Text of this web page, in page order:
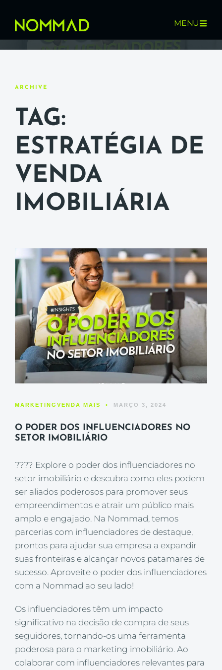
MENU
ARCHIVE
TAG:
ESTRATÉGIA DE
VENDA
IMOBILIÁRIA
MARKETING VENDA MAIS • MARÇO 3, 2024
O PODER DOS INFLUENCIADORES NO
SETOR IMOBILIÁRIO
???? Explore o poder dos influenciadores no
setor imobiliário e descubra como eles podem
ser aliados poderosos para promover seus
empreendimentos e atrair um público mais
amplo e engajado. Na Nommad, temos
parcerias com influenciadores de destaque,
prontos para ajudar sua empresa a expandir
suas fronteiras e alcançar novos patamares de
sucesso. Aproveite o poder dos influenciadores
com a Nommad ao seu lado!
Os influenciadores têm um impacto
significativo na decisão de compra de seus
seguidores, tornando-os uma ferramenta
poderosa para o marketing imobiliário. Ao
colaborar com influenciadores relevantes para